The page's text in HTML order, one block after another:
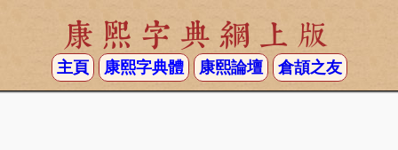
康熙字典網上版
主頁 康熙字典體 康熙論壇 倉頡之友